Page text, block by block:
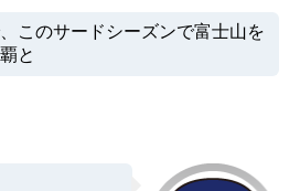
このサードシーズンで富士山を
と